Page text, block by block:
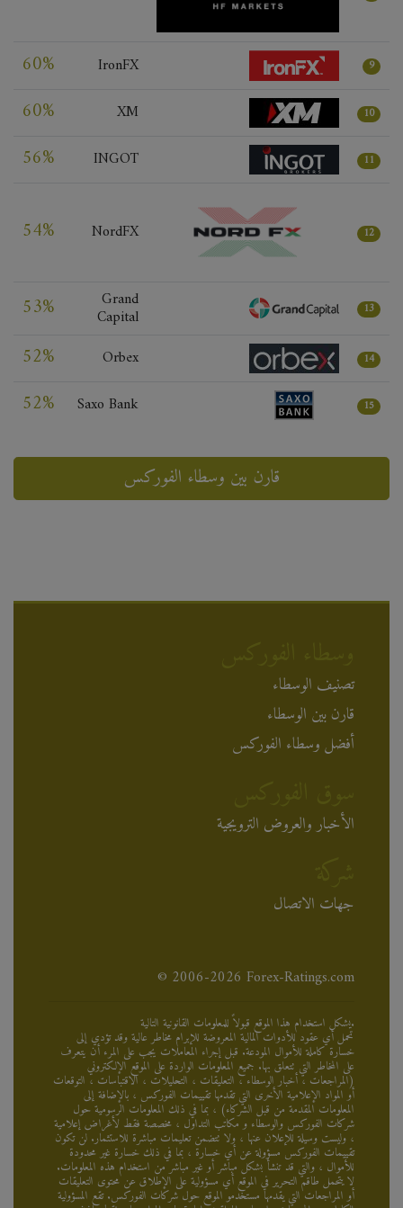
60% IronFX 9
60% XM 10
56% INGOT 11
54% NordFX 12
53% Grand
Capital 13
52% Orbex 14
52% Saxo Bank 15
قارن بين وسطاء الفوركس
تصنيف الوسطاء
قارن بين الوسطاء
أفضل وسطاء الفوركس
الأخبار والعروض الترويجية
جهات الاتصال
© 2006-2026 Forex-Ratings.com
يشكل استخدام هذا الموقع قبولاً للمعلومات القانونية التالية.
تحمل أي عقود للأدوات المالية المعروضة للإبرام مخاطر عالية وقد تؤدي إلى
خسارة كاملة للأموال المودعة. قبل إجراء المعاملات يجب على المرء أن يتعرف
على المخاطر التي تتعلق بها. جميع المعلومات الواردة على الموقع الإلكتروني
(المراجعات ، أخبار الوسطاء ، التعليقات ، التحليلات ، الاقتباسات ، التوقعات
أو المواد الإعلامية الأخرى التي تقدمها تقييمات الفوركس ، بالإضافة إلى
المعلومات المقدمة من قبل الشركاء) ، بما في ذلك المعلومات الرسومية حول
شركات الفوركس والوسطاء و مكاتب التداول ، مخصصة فقط لأغراض إعلامية
، وليست وسيلة للإعلان عنها ، ولا تتضمن تعليمات مباشرة للاستثمار. لن تكون
تقييمات الفوركس مسؤولة عن أي خسارة ، بما في ذلك خسارة غير محدودة
للأموال ، والتي قد تنشأ بشكل مباشر أو غير مباشر من استخدام هذه المعلومات.
لا يتحمل طاقم التحرير في الموقع أي مسؤولية على الإطلاق عن محتوى التعليقات
أو المراجعات التي يقدمها مستخدمو الموقع حول شركات الفوركس. تقع المسؤولية